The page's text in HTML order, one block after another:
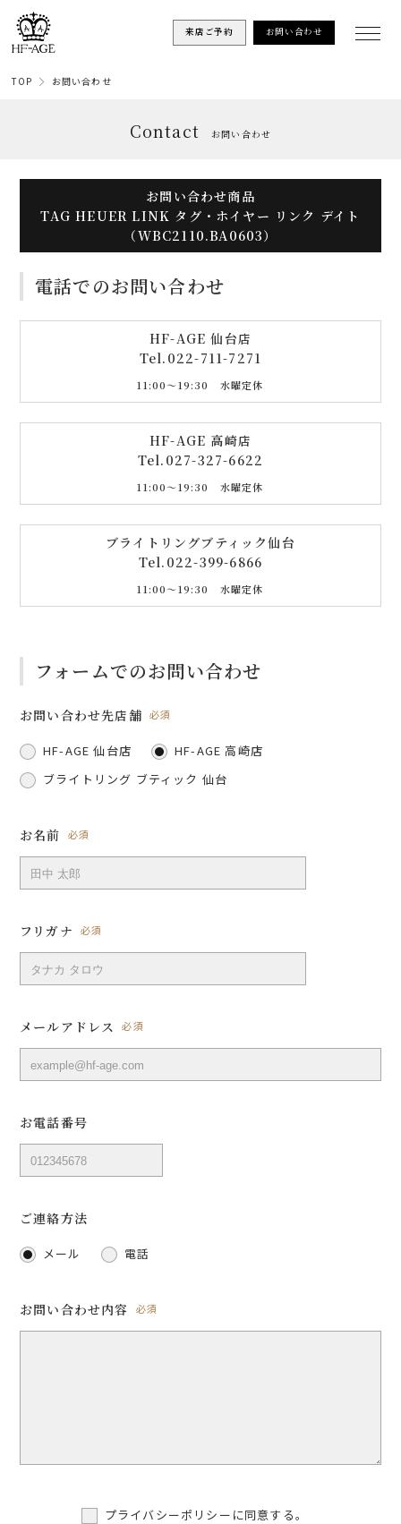
来店ご予約 お問い合わせ
TOP お問い合わせ
Contact お問い合わせ
お問い合わせ商品
TAG HEUER LINK タグ・ホイヤー リンク デイト
（WBC2110.BA0603）
電話でのお問い合わせ
HF-AGE 仙台店
Tel. 022-711-7271
11:00〜19:30 水曜定休
HF-AGE 高崎店
Tel. 027-327-6622
11:00〜19:30 水曜定休
ブライトリングブティック仙台
Tel. 022-399-6866
11:00〜19:30 水曜定休
フォームでのお問い合わせ
お問い合わせ先店舗 必須
HF-AGE 仙台店
HF-AGE 高崎店
ブライトリング ブティック 仙台
お名前 必須
フリガナ 必須
メールアドレス 必須
お電話番号
ご連絡方法
メール 電話
お問い合わせ内容 必須
プライバシーポリシーに同意する。